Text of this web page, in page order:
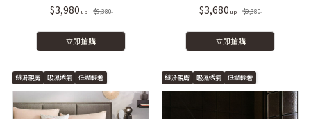
$3,980 $9,380
立即搶購
$3,680 $9,380
立即搶購
絲滑親膚 吸濕透氣 低調輕奢 絲滑親膚 吸濕透氣 低調輕奢